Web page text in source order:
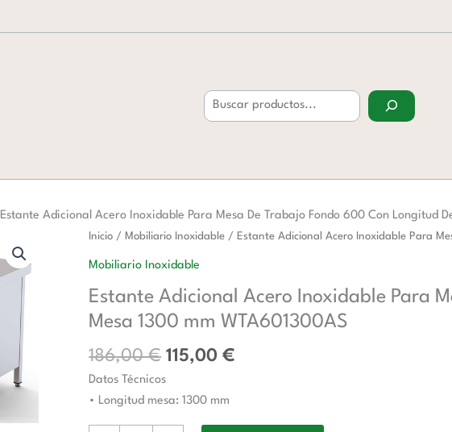
Estante Adicional Acero Inoxidable Para Mesa De Trabajo Fondo 600 Con Longitud
Inicio / Mobiliario Inoxidable / Estante Adicional Acero Inoxidable Para
Mobiliario Inoxidable
Estante Adicional Acero Inoxidable Para
Mesa 1300 mm WTA601300AS
186,00€
El
precio
era:
186,00 €.
115,00€
El
es:
115,00 €.
Datos Técnicos
• Longitud mesa: 1300 mm
Estante
Inoxidable
Para
De
Trabajo
Fondo
600